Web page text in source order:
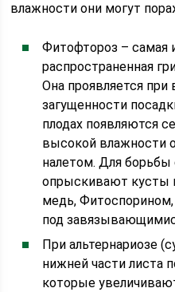
влажности они могут
Фитофтороз – самая
распространенная
Она проявляется
загущенности
плодах появляются
высокой влажности
налетом. Для борьбы
опрыскивают кусты
медь,
под
При альтернариозе
нижней части листа
которые